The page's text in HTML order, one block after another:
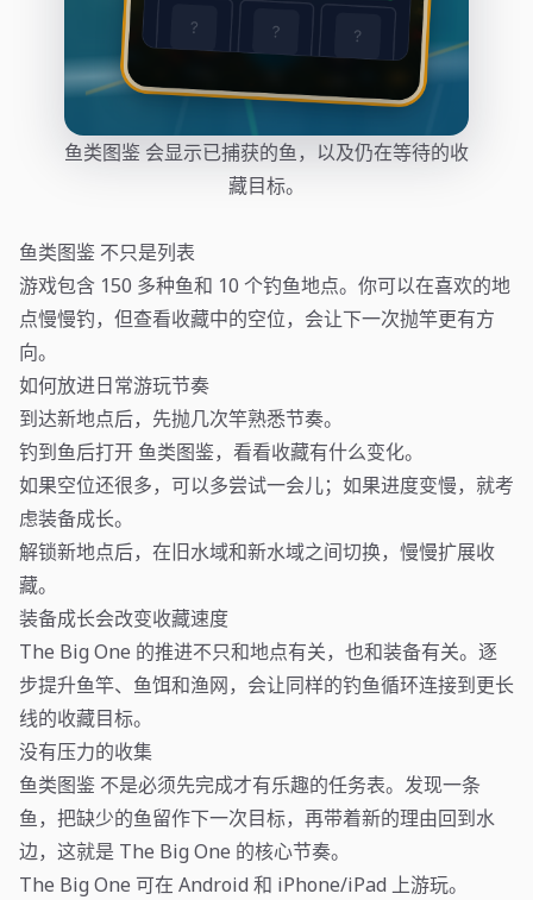
鱼类图鉴 会显示已捕获的鱼，以及仍在等待的收
藏目标。
鱼类图鉴 不只是列表
游戏包含 150 多种鱼和 10 个钓鱼地点。你可以在喜欢的地
点慢慢钓，但查看收藏中的空位，会让下一次抛竿更有方
向。
如何放进日常游玩节奏
到达新地点后，先抛几次竿熟悉节奏。
钓到鱼后打开 鱼类图鉴，看看收藏有什么变化。
如果空位还很多，可以多尝试一会儿；如果进度变慢，就考
虑装备成长。
解锁新地点后，在旧水域和新水域之间切换，慢慢扩展收
藏。
装备成长会改变收藏速度
The Big One 的推进不只和地点有关，也和装备有关。逐
步提升鱼竿、鱼饵和渔网，会让同样的钓鱼循环连接到更长
线的收藏目标。
没有压力的收集
鱼类图鉴 不是必须先完成才有乐趣的任务表。发现一条
鱼，把缺少的鱼留作下一次目标，再带着新的理由回到水
边，这就是 The Big One 的核心节奏。
The Big One 可在 Android 和 iPhone/iPad 上游玩。